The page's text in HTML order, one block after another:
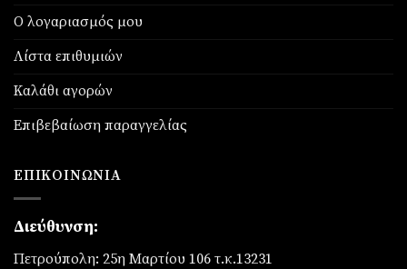
Ο λογαριασμός μου
Λίστα επιθυμιών
Καλάθι αγορών
Επιβεβαίωση παραγγελίας
ΕΠΙΚΟΙΝΩΝΊΑ
Διεύθυνση:
Πετρούπολη: 25η Μαρτίου 106 τ.κ.13231